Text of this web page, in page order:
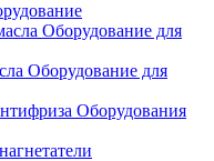
Оборудование для
Оборудование для
Оборудования